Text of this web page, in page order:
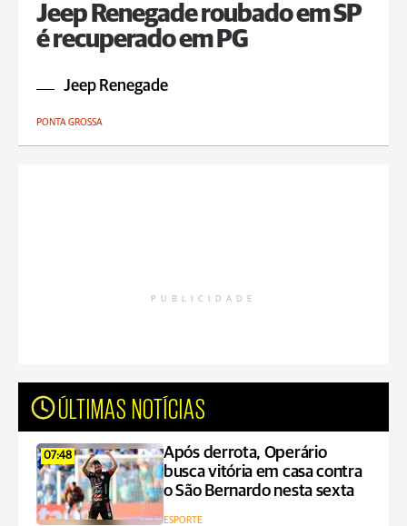
Jeep Renegade roubado em SP
é recuperado em PG
Jeep Renegade
PONTA GROSSA
PUBLICIDADE
ÚLTIMAS NOTÍCIAS
07:48
Após derrota, Operário
busca vitória em casa contra
o São Bernardo nesta sexta
ESPORTE